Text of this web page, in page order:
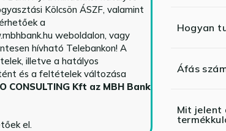
Kölcsön ÁSZF, valamint
a
weboldalon, vagy
hívható Telebankon! A
illetve a hatályos
és a feltételek változása
CONSULTING Kft az MBH Bank
el.
Hogyan
Áfás
Mit jelent